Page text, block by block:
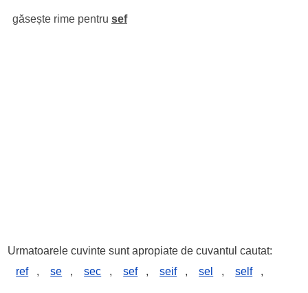
găsește rime pentru sef
Urmatoarele cuvinte sunt apropiate de cuvantul cautat:
ref
, se , sec , sef , seif , sel , self ,